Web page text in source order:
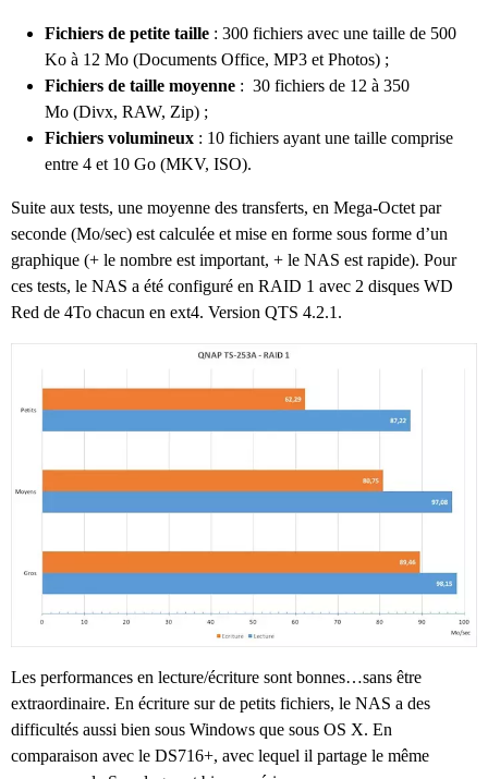
Fichiers de petite taille : 300 fichiers avec une taille de 500
Ko à 12 Mo (Documents Office, MP3 et Photos) ;
Fichiers de taille moyenne : 30 fichiers de 12 à 350
Mo (Divx, RAW, Zip) ;
Fichiers volumineux : 10 fichiers ayant une taille comprise
entre 4 et 10 Go (MKV, ISO).
Suite aux tests, une moyenne des transferts, en Mega-Octet par
seconde (Mo/sec) est calculée et mise en forme sous forme d’un
graphique (+ le nombre est important, + le NAS est rapide). Pour
ces tests, le NAS a été configuré en RAID 1 avec 2 disques WD
Red de 4To chacun en ext4. Version QTS 4.2.1.
Les performances en lecture/écriture sont bonnes…sans être
extraordinaire. En écriture sur de petits fichiers, le NAS a des
difficultés aussi bien sous Windows que sous OS X. En
comparaison avec le DS716+, avec lequel il partage le même